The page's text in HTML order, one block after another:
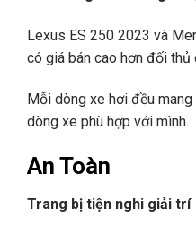
Lexus ES 250 2023 và
có giá bán cao hơn đối
Mỗi dòng xe hơi đều
dòng xe phù hợp với mình.
An Toàn
Trang bị tiện nghi giải trí